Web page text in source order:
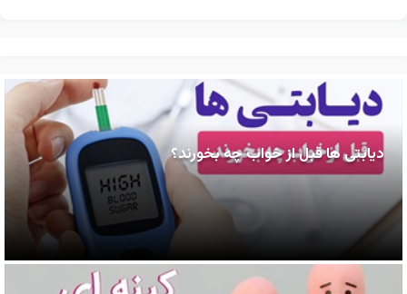
دیابتی ها قبل از خواب چه بخورند؟